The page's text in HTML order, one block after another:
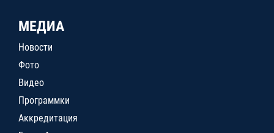
МЕДИА
Новости
Фото
Видео
Программки
Аккредитация